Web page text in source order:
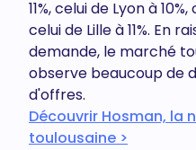
11%, celui de Lyon à
celui de Lille à 11%. En
demande, le marché
observe beaucoup de
d'offres.
Découvrir Hosman, la
toulousaine >